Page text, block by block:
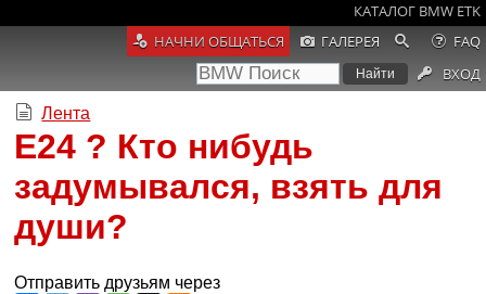
КАТАЛОГ BMW ETK
НАЧНИ ОБЩАТЬСЯ
ГАЛЕРЕЯ
FAQ
ВХОД
Лента
Е24 ? Кто нибудь
задумывался, взять для
души?
Отправить друзьям через